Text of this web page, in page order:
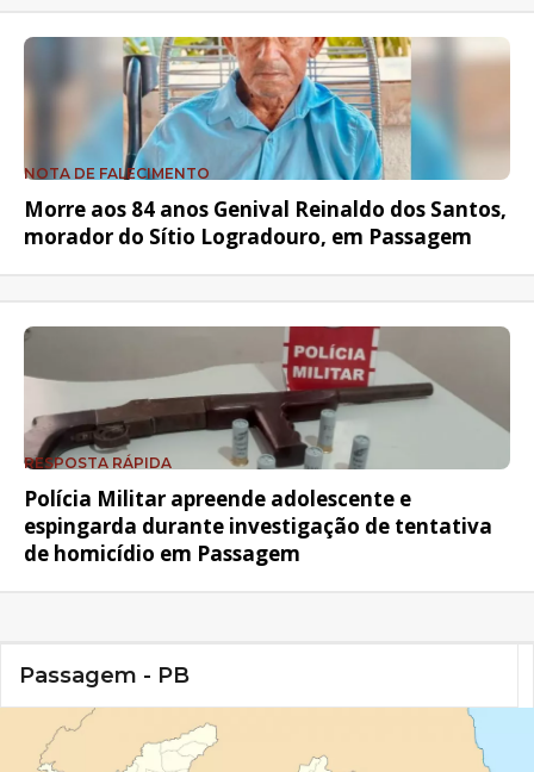
NOTA DE FALECIMENTO
Morre aos 84 anos Genival Reinaldo dos Santos,
morador do Sítio Logradouro, em Passagem
RESPOSTA RÁPIDA
Polícia Militar apreende adolescente e
espingarda durante investigação de tentativa
de homicídio em Passagem
Passagem - PB